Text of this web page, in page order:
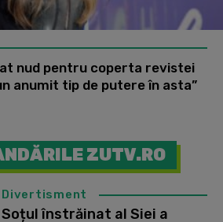
nud pentru coperta revistei
anumit tip de putere în asta”
ZUTV.RO
Divertisment
Soțul înstrăinat al Siei a